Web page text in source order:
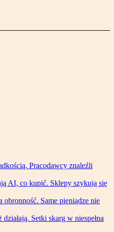
Pracodawcy znaleźli
AI, co kupić. Sklepy szykują się
obronność. Same pieniądze nie
Setki skarg w niespełna